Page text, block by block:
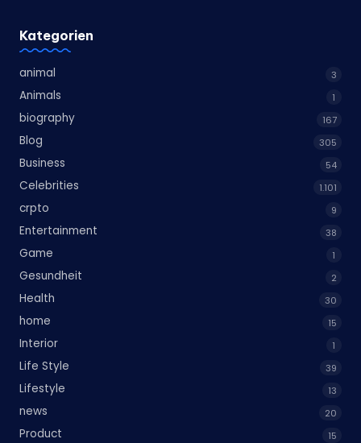
Kategorien
animal 3
Animals 1
biography 167
Blog 305
Business 54
Celebrities 1.101
crpto 9
Entertainment 38
Game 1
Gesundheit 2
Health 30
home 15
Interior 1
Life Style 39
Lifestyle 13
news 20
Product 15